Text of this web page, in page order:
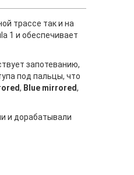
трассе так и на
1 и обеспечивает
запотеванию,
под пальцы, что
, Blue mirrored,
и дорабатывали